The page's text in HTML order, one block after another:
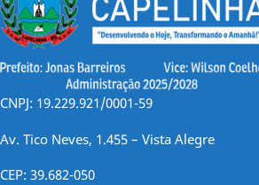
CNPJ: 19.229.921/0001-59
Av. Tico Neves, 1.455 – Vista Alegre
CEP: 39.682-050